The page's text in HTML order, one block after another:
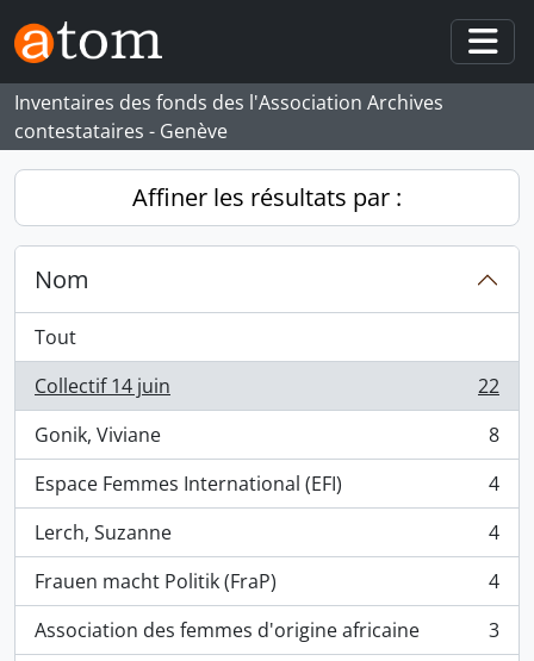
Skip to main content
Inventaires des fonds des l'Association Archives
contestataires - Genève
Affiner les résultats par :
Nom
Tout
Collectif 14 juin
, 22 résultats
22
Gonik, Viviane
, 8 résultats
8
Espace Femmes International (EFI)
, 4 résultats
4
Lerch, Suzanne
, 4 résultats
4
Frauen macht Politik (FraP)
, 4 résultats
4
Association des femmes d'origine africaine
, 3 résultats
3